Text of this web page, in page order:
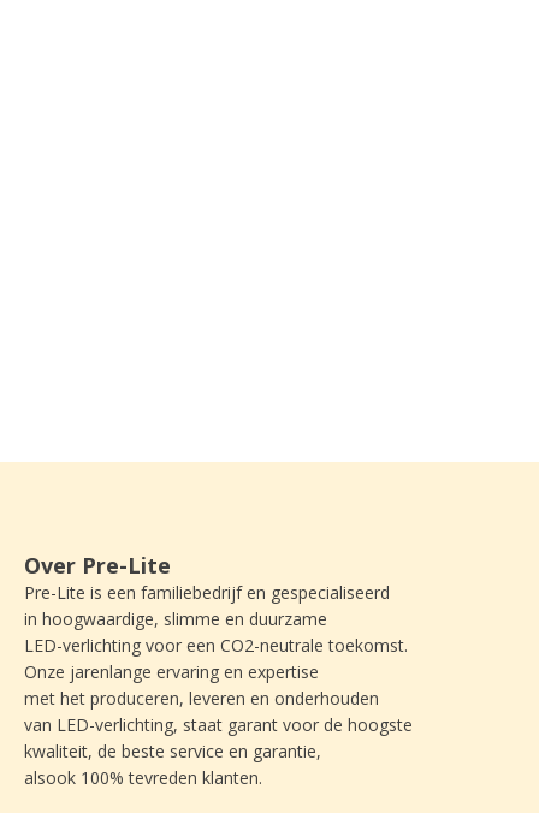
Over Pre-Lite
Pre-Lite is een familiebedrijf en gespecialiseerd
in hoogwaardige, slimme en duurzame
LED-verlichting voor een CO2-neutrale toekomst.
Onze jarenlange ervaring en expertise
met het produceren, leveren en onderhouden
van LED-verlichting, staat garant voor de hoogste
kwaliteit, de beste service en garantie,
alsook 100% tevreden klanten.